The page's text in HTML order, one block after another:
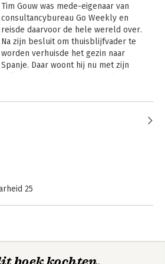
Tim Gouw was mede-eigenaar van
consultancybureau Go Weekly en
reisde daarvoor de hele wereld over.
Na zijn besluit om thuisblijfvader te
worden verhuisde het gezin naar
Spanje. Daar woont hij nu met zijn
25